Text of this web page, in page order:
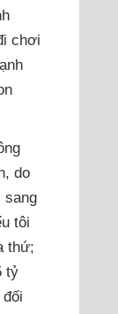
chơi
do
sang
tôi
thứ;
tỷ